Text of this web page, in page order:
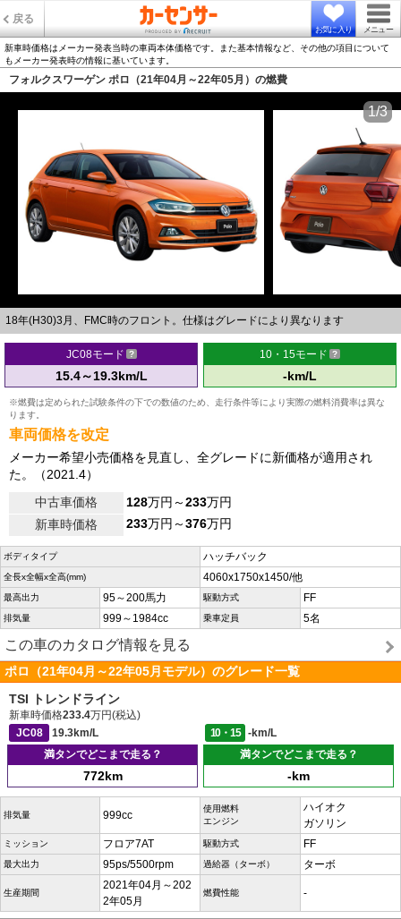
戻る
お気に入り メニュー
新車時価格はメーカー発表当時の車両本体価格です。また基本情報など、その他の項目について
もメーカー発表時の情報に基いています。
フォルクスワーゲン ポロ（21年04月～22年05月）の燃費
18年(H30)3月、FMC時のフロント。仕様はグレードにより異なります
1/3
JC08モード
15.4～19.3km/L
10・15モード
-km/L
※燃費は定められた試験条件の下での数値のため、走行条件等により実際の燃料消費率は異な
ります。
車両価格を改定
メーカー希望小売価格を見直し、全グレードに新価格が適用され
た。（2021.4）
中古車価格
128万円～233万円
新車時価格
233万円～376万円
ボディタイプ ハッチバック
全長x全幅x全高(mm) 4060x1750x1450/他
最高出力 95～200馬力 駆動方式 FF
排気量 999～1984cc 乗車定員 5名
この車のカタログ情報を見る
ポロ（21年04月～22年05月モデル）のグレード一覧
TSI トレンドライン
新車時価格233.4万円(税込)
JC08
19.3km/L 10・15
-km/L
満タンでどこまで走る？
772km
満タンでどこまで走る？
-km
排気量 999cc
使用燃料
エンジン
ハイオク
ガソリン
ミッション フロア7AT 駆動方式 FF
最大出力 95ps/5500rpm 過給器（ターボ） ターボ
生産期間
2021年04月～202
2年05月
燃費性能 -